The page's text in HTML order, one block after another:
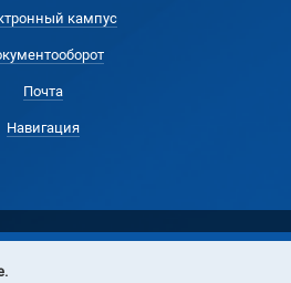
кампус
Почта
Навигация